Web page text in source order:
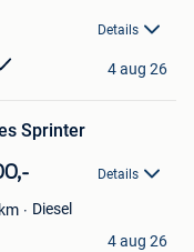
Details
4 aug 26
Sprinter
Details
km
Diesel
4 aug 26